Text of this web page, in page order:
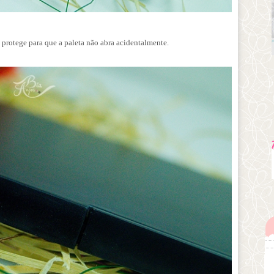
para que a paleta não abra acidentalmente.